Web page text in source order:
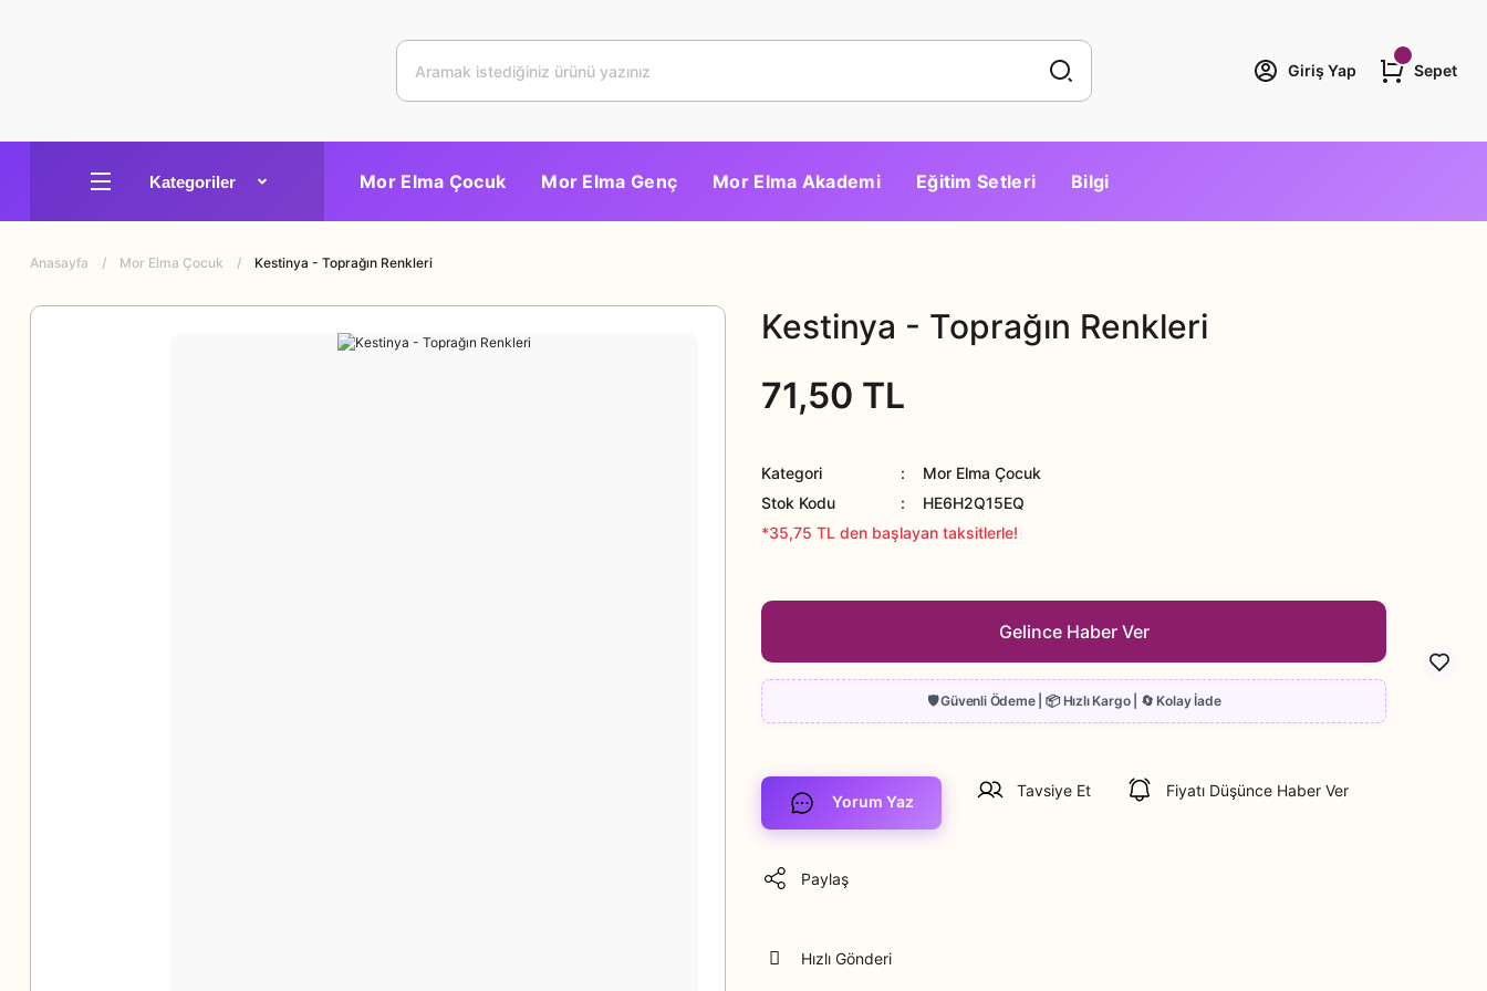
Giriş Yap Sepet
Mor Elma Çocuk Mor Elma Genç Mor Elma Akademi Eğitim Setleri Bilgi
Anasayfa Mor Elma Çocuk Kestinya - Toprağın Renkleri
Kestinya - Toprağın Renkleri
71,50 TL
Kategori
Mor Elma Çocuk
Stok Kodu
HE6H2Q15EQ
*35,75 TL den başlayan taksitlerle!
Gelince Haber Ver
Yorum Yaz
Tavsiye Et Fiyatı Düşünce Haber Ver
Paylaş
Hızlı Gönderi